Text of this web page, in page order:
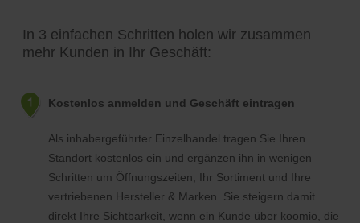
In 3 einfachen Schritten holen wir zusammen
mehr Kunden in Ihr Geschäft:
Kostenlos anmelden und Geschäft eintragen
Als inhabergeführter Einzelhandel tragen Sie Ihren
Standort kostenlos ein und ergänzen ihn in wenigen
Schritten um Öffnungszeiten, Ihr Sortiment und Ihre
vertriebenen Hersteller & Marken. Sie steigern damit
direkt Ihre Sichtbarkeit, wenn ein Kunde über koomio, die